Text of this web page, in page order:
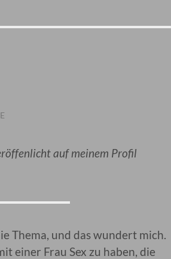
auf meinem Profil
Thema, und das wundert mich.
einer Frau Sex zu haben, die